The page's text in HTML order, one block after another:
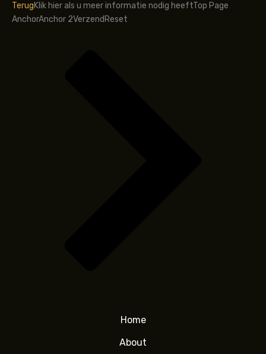
TerugKlik hier als u meer informatie nodig heeftTop Page
AnchorAnchor 2Verzend Reset
Home
About